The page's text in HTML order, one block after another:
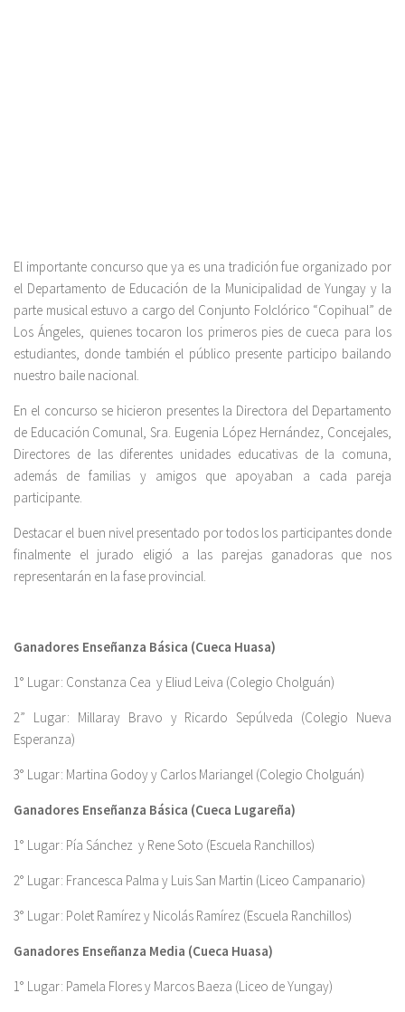
El importante concurso que ya es una tradición fue organizado por
el Departamento de Educación de la Municipalidad de Yungay y la
parte musical estuvo a cargo del Conjunto Folclórico “Copihual” de
Los Ángeles, quienes tocaron los primeros pies de cueca para los
estudiantes, donde también el público presente participo bailando
nuestro baile nacional.
En el concurso se hicieron presentes la Directora del Departamento
de Educación Comunal, Sra. Eugenia López Hernández, Concejales,
Directores de las diferentes unidades educativas de la comuna,
además de familias y amigos que apoyaban a cada pareja
participante.
Destacar el buen nivel presentado por todos los participantes donde
finalmente el jurado eligió a las parejas ganadoras que nos
representarán en la fase provincial.
Ganadores Enseñanza Básica (Cueca Huasa)
1° Lugar: Constanza Cea y Eliud Leiva (Colegio Cholguán)
2” Lugar: Millaray Bravo y Ricardo Sepúlveda (Colegio Nueva
Esperanza)
3° Lugar: Martina Godoy y Carlos Mariangel (Colegio Cholguán)
Ganadores Enseñanza Básica (Cueca Lugareña)
1° Lugar: Pía Sánchez y Rene Soto (Escuela Ranchillos)
2° Lugar: Francesca Palma y Luis San Martin (Liceo Campanario)
3° Lugar: Polet Ramírez y Nicolás Ramírez (Escuela Ranchillos)
Ganadores Enseñanza Media (Cueca Huasa)
1° Lugar: Pamela Flores y Marcos Baeza (Liceo de Yungay)